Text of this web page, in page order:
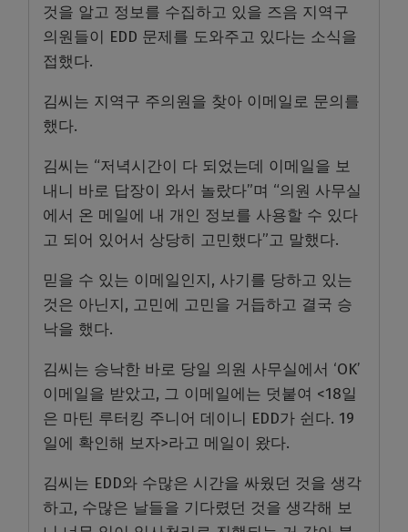
것을 알고 정보를 수집하고 있을 즈음 지역구
의원들이 EDD 문제를 도와주고 있다는 소식을
접했다.
김씨는 지역구 주의원을 찾아 이메일로 문의를
했다.
김씨는 “저녁시간이 다 되었는데 이메일을 보
내니 바로 답장이 와서 놀랐다”며 “의원 사무실
에서 온 메일에 내 개인 정보를 사용할 수 있다
고 되어 있어서 상당히 고민했다”고 말했다.
믿을 수 있는 이메일인지, 사기를 당하고 있는
것은 아닌지, 고민에 고민을 거듭하고 결국 승
낙을 했다.
김씨는 승낙한 바로 당일 의원 사무실에서 ‘OK’
이메일을 받았고, 그 이메일에는 덧붙여 <18일
은 마틴 루터킹 주니어 데이니 EDD가 쉰다. 19
일에 확인해 보자>라고 메일이 왔다.
김씨는 EDD와 수많은 시간을 싸웠던 것을 생각
하고, 수많은 날들을 기다렸던 것을 생각해 보